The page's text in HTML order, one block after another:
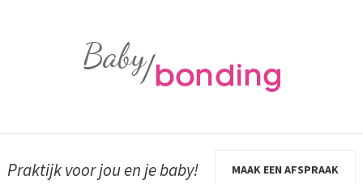
Praktijk voor jou en je baby! MAAK EEN AFSPRAAK